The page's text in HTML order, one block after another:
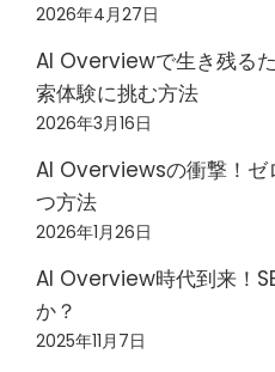
2026年4月27日
AI Overviewで生き残る
索体験に挑む方法
2026年3月16日
AI Overviewsの衝撃！ゼ
つ方法
2026年1月26日
AI Overview時代到来！
か？
2025年11月7日